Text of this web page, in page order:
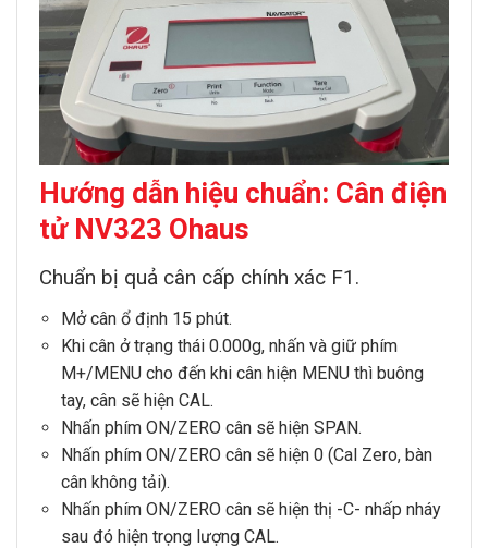
Hướng dẫn hiệu chuẩn: Cân điện
tử NV323 Ohaus
Chuẩn bị quả cân cấp chính xác F1.
Mở cân ổ định 15 phút.
Khi cân ở trạng thái 0.000g, nhấn và giữ phím
M+/MENU cho đến khi cân hiện MENU thì buông
tay, cân sẽ hiện CAL.
Nhấn phím ON/ZERO cân sẽ hiện SPAN.
Nhấn phím ON/ZERO cân sẽ hiện 0 (Cal Zero, bàn
cân không tải).
Nhấn phím ON/ZERO cân sẽ hiện thị -C- nhấp nháy
sau đó hiện trọng lượng CAL.